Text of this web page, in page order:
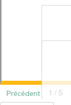
Précédent 1 / 5